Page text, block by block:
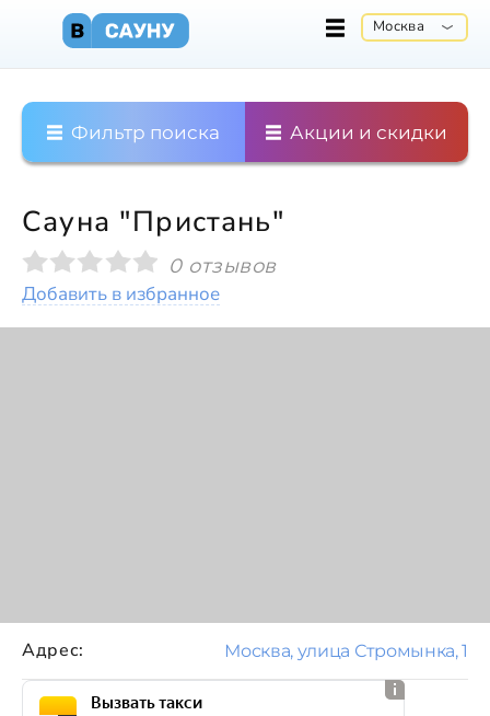
Москва
Фильтр поиска Акции и скидки
Сауна "Пристань"
0 отзывов
Добавить в избранное
Адрес: Москва, улица Стромынка, 1
Вызвать такси